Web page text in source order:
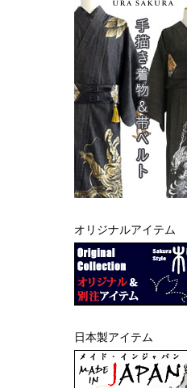
オリジナルアイテム
日本製アイテム